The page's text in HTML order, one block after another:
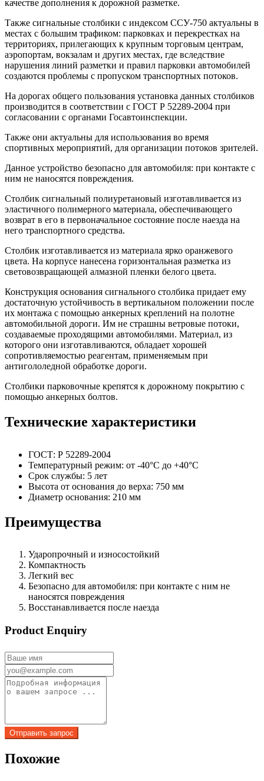
качестве дополнения к дорожной разметке.
Также сигнальные столбики с индексом ССУ-750 актуальны в
местах с большим трафиком: парковках и перекрестках на
территориях, прилегающих к крупным торговым центрам,
аэропортам, вокзалам и других местах, где вследствие
нарушения линий разметки и правил парковки автомобилей
создаются проблемы с пропуском транспортных потоков.
На дорогах общего пользования установка данных столбиков
производится в соответствии с ГОСТ Р 52289-2004 при
согласовании с органами Госавтоинспекции.
Также они актуальны для использования во время
спортивных мероприятий, для организации потоков зрителей.
Данное устройство безопасно для автомобиля: при контакте с
ним не наносятся повреждения.
Столбик сигнальный полиуретановый изготавливается из
эластичного полимерного материала, обеспечивающего
возврат в его в первоначальное состояние после наезда на
него транспортного средства.
Столбик изготавливается из материала ярко оранжевого
цвета. На корпусе нанесена горизонтальная разметка из
световозвращающей алмазной пленки белого цвета.
Конструкция основания сигнального столбика придает ему
достаточную устойчивость в вертикальном положении после
их монтажа с помощью анкерных креплений на полотне
автомобильной дороги. Им не страшны ветровые потоки,
создаваемые проходящими автомобилями. Материал, из
которого они изготавливаются, обладает хорошей
сопротивляемостью реагентам, применяемым при
антигололедной обработке дороги.
Столбики парковочные крепятся к дорожному покрытию с
помощью анкерных болтов.
Технические характеристики
ГОСТ: Р 52289-2004
Температурный режим: от -40°C до +40°C
Срок службы: 5 лет
Высота от основания до верха: 750 мм
Диаметр основания: 210 мм
Преимущества
Ударопрочный и износостойкий
Компактность
Легкий вес
Безопасно для автомобиля: при контакте с ним не
наносятся повреждения
Восстанавливается после наезда
Product Enquiry
Похожие